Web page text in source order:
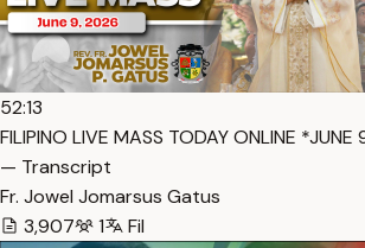
52:13
FILIPINO LIVE MASS TODAY ONLINE
— Transcript
Fr. Jowel Jomarsus Gatus
3,907
1 Fil